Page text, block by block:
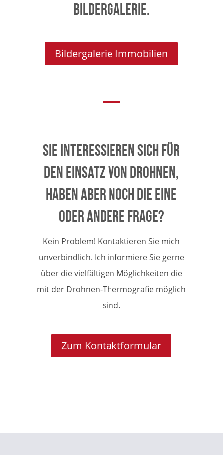
Bildergalerie.
Bildergalerie Immobilien
Sie interessieren sich für
den Einsatz von Drohnen,
haben aber noch die eine
oder andere Frage?
Kein Problem! Kontaktieren Sie mich
unverbindlich. Ich informiere Sie gerne
über die vielfältigen Möglichkeiten die
mit der Drohnen-Thermografie möglich
sind.
Zum Kontaktformular